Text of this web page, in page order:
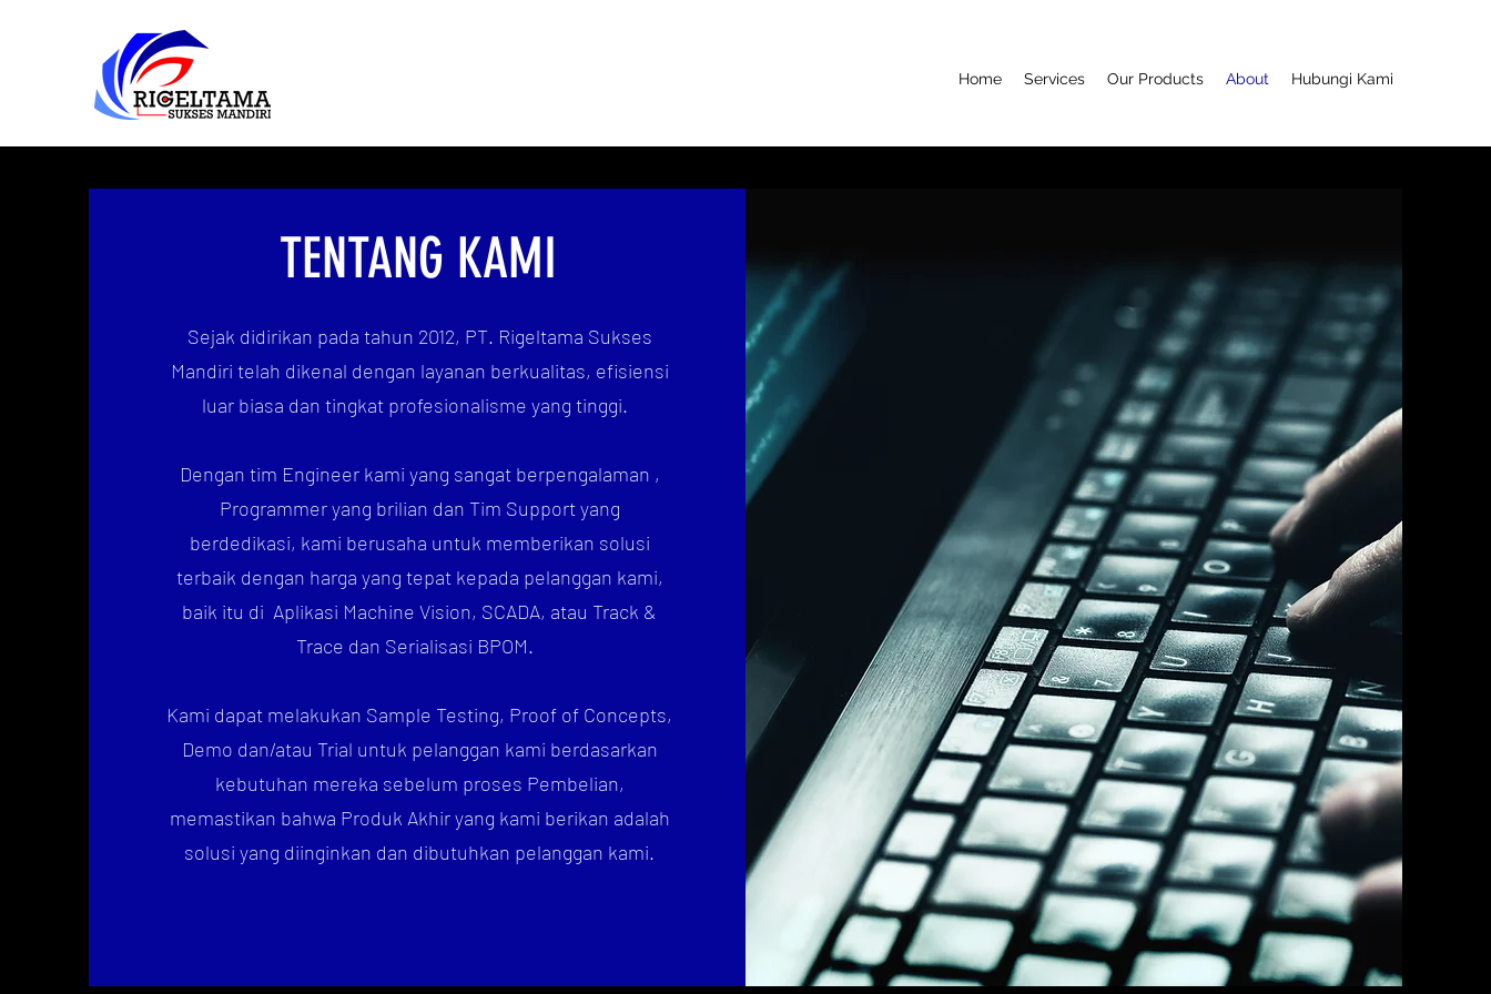
Home Services Our Products About Hubungi Kami
TENTANG KAMI
Sejak didirikan pada tahun 2012, PT. Rigeltama Sukses
Mandiri telah dikenal dengan layanan berkualitas, efisiensi
luar biasa dan tingkat profesionalisme yang tinggi.
Dengan tim Engineer kami yang sangat berpengalaman ,
Programmer yang brilian dan Tim Support yang
berdedikasi, kami berusaha untuk memberikan solusi
terbaik dengan harga yang tepat kepada pelanggan kami,
baik itu di Aplikasi Machine Vision, SCADA, atau Track &
Trace dan Serialisasi BPOM.
Kami dapat melakukan Sample Testing, Proof of Concepts,
Demo dan/atau Trial untuk pelanggan kami berdasarkan
kebutuhan mereka sebelum proses Pembelian,
memastikan bahwa Produk Akhir yang kami berikan adalah
solusi yang diinginkan dan dibutuhkan pelanggan kami.